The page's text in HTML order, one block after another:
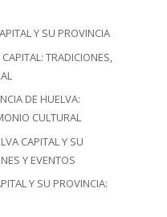
Y SU PROVINCIA
TRADICIONES,
DE HUELVA:
CULTURAL
CAPITAL Y SU
Y EVENTOS
Y SU PROVINCIA: